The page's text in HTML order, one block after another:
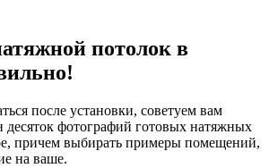
потолок в
после установки, советуем вам
десяток фотографий готовых натяжных
причем выбирать примеры помещений,
на ваше.